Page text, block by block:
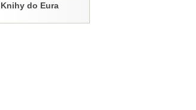
Knihy do Eura